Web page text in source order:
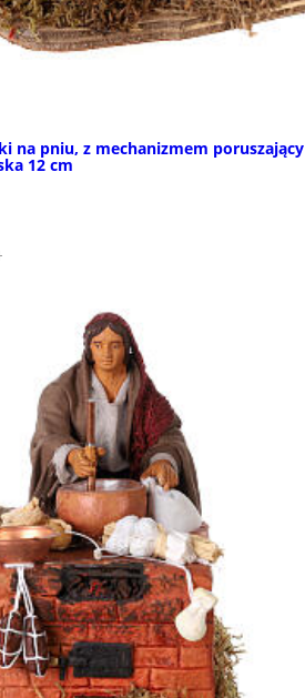
na pniu, z mechanizmem
12 cm